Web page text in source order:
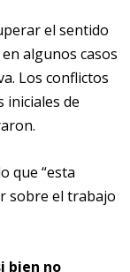
el sentido
algunos casos
Los conflictos
iniciales de
que “esta
sobre el trabajo
bien no